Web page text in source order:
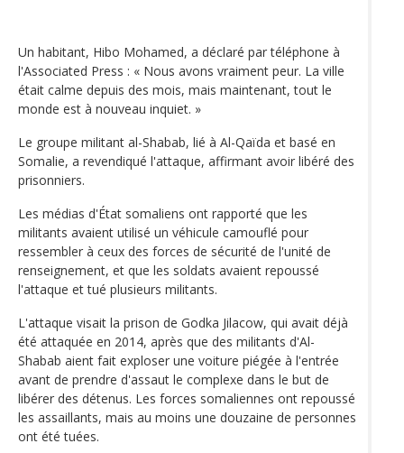
Un habitant, Hibo Mohamed, a déclaré par téléphone à
l'Associated Press : « Nous avons vraiment peur. La ville
était calme depuis des mois, mais maintenant, tout le
monde est à nouveau inquiet. »
Le groupe militant al-Shabab, lié à Al-Qaïda et basé en
Somalie, a revendiqué l'attaque, affirmant avoir libéré des
prisonniers.
Les médias d'État somaliens ont rapporté que les
militants avaient utilisé un véhicule camouflé pour
ressembler à ceux des forces de sécurité de l'unité de
renseignement, et que les soldats avaient repoussé
l'attaque et tué plusieurs militants.
L'attaque visait la prison de Godka Jilacow, qui avait déjà
été attaquée en 2014, après que des militants d'Al-
Shabab aient fait exploser une voiture piégée à l'entrée
avant de prendre d'assaut le complexe dans le but de
libérer des détenus. Les forces somaliennes ont repoussé
les assaillants, mais au moins une douzaine de personnes
ont été tuées.